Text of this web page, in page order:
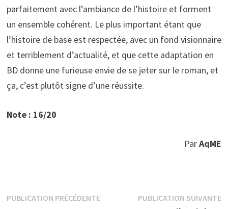
parfaitement avec l’ambiance de l’histoire et forment
un ensemble cohérent. Le plus important étant que
l’histoire de base est respectée, avec un fond visionnaire
et terriblement d’actualité, et que cette adaptation en
BD donne une furieuse envie de se jeter sur le roman, et
ça, c’est plutôt signe d’une réussite.
Note : 16/20
ParAqME
Navigation
PUBLICATION PRÉCÉDENTEPublicationPUBLICATION SUIVANTE